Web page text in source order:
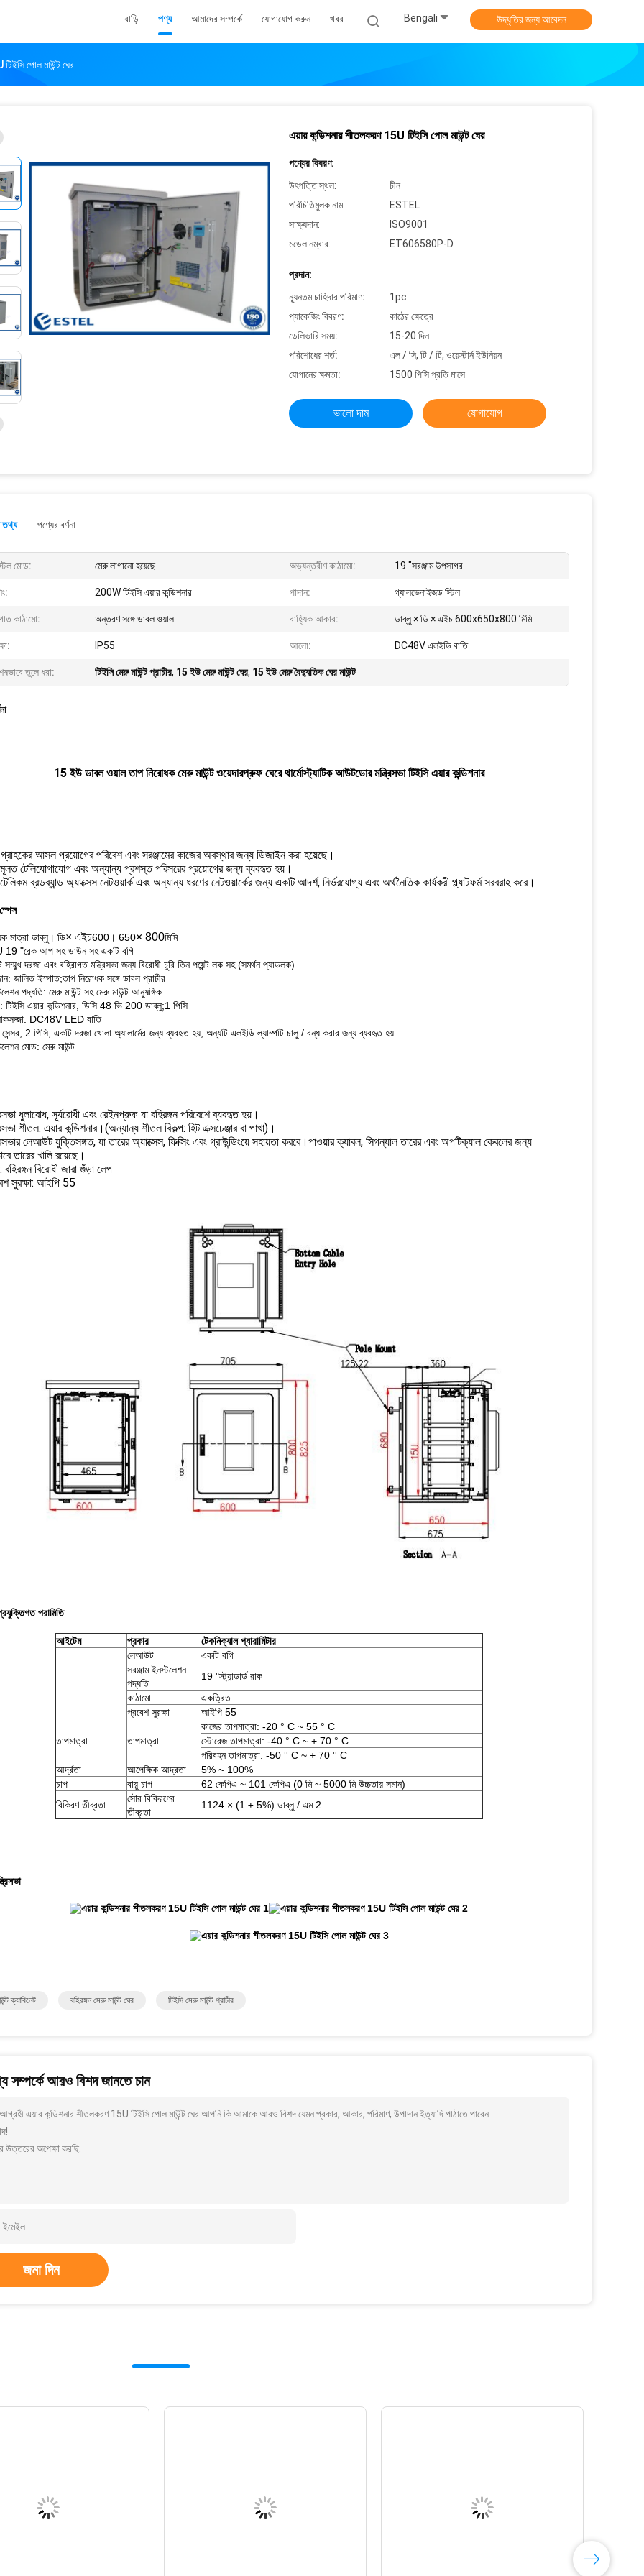
বাড়ি পণ্য আমাদের সম্পর্কে যোগাযোগ করুন খবর Bengali উদ্ধৃতির জন্য আবেদন
পোল মাউন্ট ঘের
এয়ার কন্ডিশনার শীতলকরণ 15U টিইসি পোল মাউন্ট ঘের
পণ্যের বিবরণ:
উৎপত্তি স্থল:
চীন
পরিচিতিমুলক নাম:
ESTEL
সাক্ষ্যদান:
ISO9001
মডেল নম্বার:
ET606580P-D
প্রদান:
ন্যূনতম চাহিদার পরিমাণ:
1pc
প্যাকেজিং বিবরণ:
কাঠের ক্ষেত্রে
ডেলিভারি সময়:
15-20 দিন
পরিশোধের শর্ত:
এল / সি, টি / টি, ওয়েস্টার্ন ইউনিয়ন
যোগানের ক্ষমতা:
1500 পিসি প্রতি মাসে
ভালো দাম যোগাযোগ
তথ্য পণ্যের বর্ণনা
মোড: মেরু লাগানো হয়েছে অভ্যন্তরীণ কাঠামো: 19 "সরঞ্জাম উপসাগর
200W টিইসি এয়ার কন্ডিশনার পাদান: গ্যালভেনাইজড স্টিল
কাঠামো: অন্তরণ সঙ্গে ডাবল ওয়াল বাহ্যিক আকার: ডাব্লু × ডি × এইচ 600x650x800 মিমি
IP55 আলো: DC48V এলইডি বাতি
তুলে ধরা: টিইসি মেরু মাউন্ট প্রাচীর, 15 ইউ মেরু মাউন্ট ঘের, 15 ইউ মেরু বৈদ্যুতিক ঘের মাউন্ট
15 ইউ ডাবল ওয়াল তাপ নিরোধক মেরু মাউন্ট ওয়েদারপ্রুফ ঘেরে থার্মোস্ট্যাটিক আউটডোর মন্ত্রিসভা টিইসি এয়ার কন্ডিশনার
আসল প্রয়োগের পরিবেশ এবং সরঞ্জামের কাজের অবস্থার জন্য ডিজাইন করা হয়েছে।
টেলিযোগাযোগ এবং অন্যান্য প্রশস্ত পরিসরের প্রয়োগের জন্য ব্যবহৃত হয়।
ব্রডব্যান্ড অ্যাক্সেস নেটওয়ার্ক এবং অন্যান্য ধরণের নেটওয়ার্কের জন্য একটি আদর্শ, নির্ভরযোগ্য এবং অর্থনৈতিক কার্যকরী প্ল্যাটফর্ম সরবরাহ করে।
মাত্রা ডাব্লু। ডি× এইচ600। 650× 800মিমি
"রেক আপ সহ ডাউন সহ একটি বগি
দরজা এবং বহিরাগত মন্ত্রিসভা জন্য বিরোধী চুরি তিন পয়েন্ট লক সহ (সমর্থন প্যাডলক)
জালিত ইস্পাত;তাপ নিরোধক সঙ্গে ডাবল প্রাচীর
পদ্ধতি: মেরু মাউন্ট সহ মেরু মাউন্ট আনুষঙ্গিক
এয়ার কন্ডিশনার, ডিসি 48 ভি 200 ডাব্লু;1 পিসি
DC48V LED বাতি
2 পিসি, একটি দরজা খোলা অ্যালার্মের জন্য ব্যবহৃত হয়, অন্যটি এলইডি ল্যাম্পটি চালু / বন্ধ করার জন্য ব্যবহৃত হয়
মোড: মেরু মাউন্ট
ধুলাবোধ, সূর্যরোধী এবং রেইনপ্রুফ যা বহিরঙ্গন পরিবেশে ব্যবহৃত হয়।
শীতল: এয়ার কন্ডিশনার।(অন্যান্য শীতল বিকল্প: হিট এক্সচেঞ্জার বা পাখা)।
লেআউট যুক্তিসঙ্গত, যা তারের অ্যাক্সেস, ফিক্সিং এবং গ্রাউন্ডিংয়ে সহায়তা করবে।পাওয়ার ক্যাবল, সিগন্যাল তারের এবং অপটিক্যাল কেবলের জন্য
তারের খালি রয়েছে।
বিরোধী জারা গুঁড়া লেপ
সুরক্ষা: আইপি 55
পরামিতি
আইটেম প্রকার
টেকনিক্যাল প্যারামিটার
লেআউট
একটি বগি
সরঞ্জাম ইনস্টলেশন
পদ্ধতি
19 "স্ট্যান্ডার্ড রাক
কাঠামো
একত্রিত
প্রবেশ সুরক্ষা
আইপি 55
তাপমাত্রা তাপমাত্রা
কাজের তাপমাত্রা: -20 ° C ~ 55 ° C
স্টোরেজ তাপমাত্রা: -40 ° C ~ + 70 ° C
পরিবহন তাপমাত্রা: -50 ° C ~ + 70 ° C
আর্দ্রতা
আপেক্ষিক আদ্রতা
5% ~ 100%
চাপ
বায়ু চাপ
62 কেপিএ ~ 101 কেপিএ (0 মি ~ 5000 মি উচ্চতায় সমান)
বিকিরণ তীব্রতা
সৌর বিকিরণের
তীব্রতা
1124 × (1 ± 5%) ডাব্লু / এম 2
ক্যাবিনেট বহিরঙ্গন মেরু মাউন্ট ঘের টিইসি মেরু মাউন্ট প্রাচীর
সম্পর্কে আরও বিশদ জানতে চান
এয়ার কন্ডিশনার শীতলকরণ 15U টিইসি পোল মাউন্ট ঘের আপনি কি আমাকে আরও বিশদ যেমন প্রকার, আকার, পরিমাণ, উপাদান ইত্যাদি পাঠাতে পারেন
উত্তরের অপেক্ষা করছি.
জমা দিন